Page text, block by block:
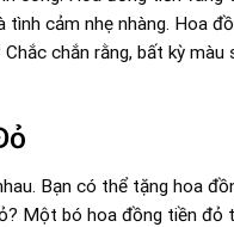
tình cảm nhẹ nhàng. Hoa
chắn rằng, bất kỳ
Bạn có thể tặng hoa
Một bó hoa đồng tiền